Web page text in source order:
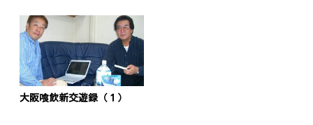
大阪喰飲新交遊録（１）